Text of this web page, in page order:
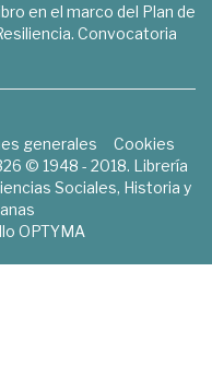
en el marco del Plan de
Convocatoria
generales
Cookies
© 1948 - 2018. Librería
Sociales, Historia y
OPTYMA